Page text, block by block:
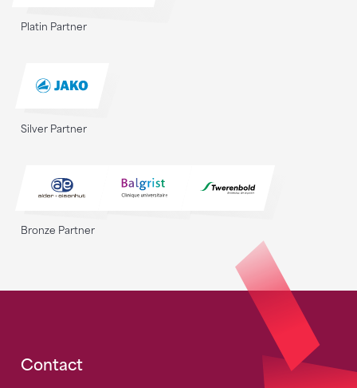
Platin Partner
Silver Partner
Bronze Partner
Fusszeile
Contact